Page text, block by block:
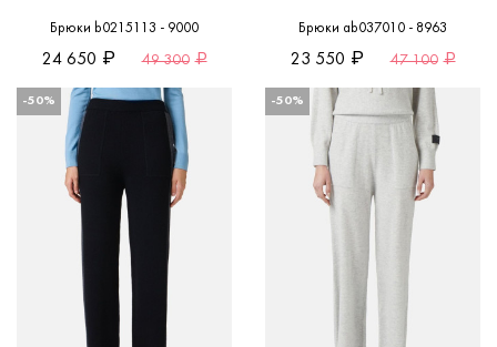
Брюки b0215113 - 9000
24 650 49 300
Брюки ab037010 - 8963
23 550 47 100
-50% -50%